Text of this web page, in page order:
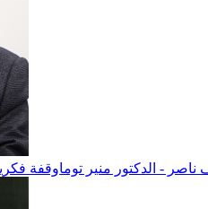
- الدكتور منير توماوقفة